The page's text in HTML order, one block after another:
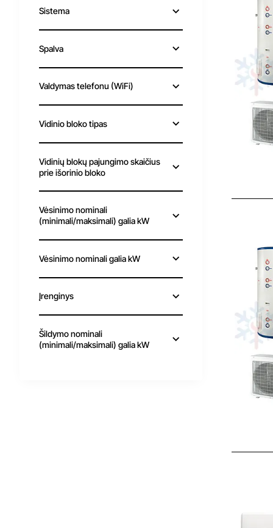
Sistema
Spalva
Valdymas telefonu (WiFi)
Vidinio bloko tipas
Vidinių blokų pajungimo skaičius
prie išorinio bloko
Vėsinimo nominali
(minimali/maksimali) galia kW
Vėsinimo nominali galia kW
Įrenginys
Šildymo nominali
(minimali/maksimali) galia kW